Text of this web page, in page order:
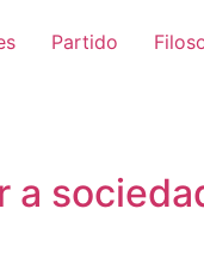
Partido
a